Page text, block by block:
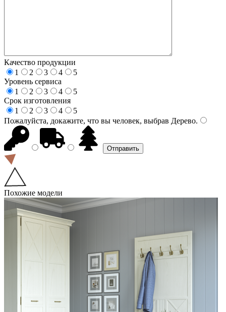
Качество продукции
1
2 3 4
5
Уровень сервиса
1
2 3 4
5
Срок изготовления
1
2 3 4
5
Пожалуйста, докажите, что вы человек, выбрав Дерево.
Похожие модели